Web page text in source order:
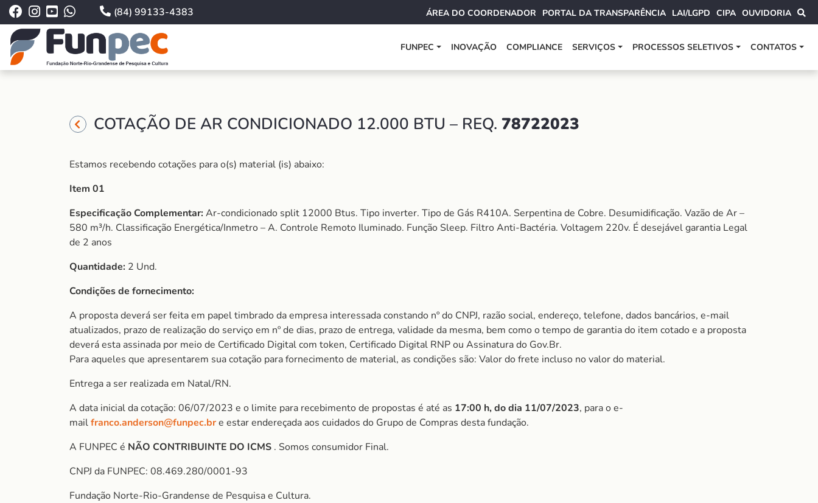
(84) 99133-4383 ÁREA DO COORDENADOR PORTAL DA TRANSPARÊNCIA LAI/LGPD CIPA OUVIDORIA
FUNPEC INOVAÇÃO COMPLIANCE SERVIÇOS PROCESSOS SELETIVOS CONTATOS
COTAÇÃO DE AR CONDICIONADO 12.000 BTU – REQ. 78722023
Estamos recebendo cotações para o(s) material (is) abaixo:
Item 01
Especificação Complementar:Ar-condicionado split 12000 Btus. Tipo inverter. Tipo de Gás R410A. Serpentina de Cobre. Desumidificação. Vazão de Ar –
580 m³/h. Classificação Energética/Inmetro – A. Controle Remoto Iluminado. Função Sleep. Filtro Anti-Bactéria. Voltagem 220v. É desejável garantia Legal
de 2 anos
Quantidade: 2 Und.
Condições de fornecimento:
A proposta deverá ser feita em papel timbrado da empresa interessada constando nº do CNPJ, razão social, endereço, telefone, dados bancários, e-mail
atualizados, prazo de realização do serviço em nº de dias, prazo de entrega, validade da mesma, bem como o tempo de garantia do item cotado e a proposta
deverá esta assinada por meio de Certificado Digital com token, Certificado Digital RNP ou Assinatura do Gov.Br.
Para aqueles que apresentarem sua cotação para fornecimento de material, as condições são: Valor do frete incluso no valor do material.
Entrega a ser realizada em Natal/RN.
A data inicial da cotação: 06/07/2023 e o limite para recebimento de propostas é até as 17:00 h, do dia 11/07/2023, para o e-
mailfranco.anderson@funpec.bre estar endereçada aos cuidados do Grupo de Compras desta fundação.
A FUNPEC é NÃO CONTRIBUINTE DO ICMS . Somos consumidor Final.
CNPJ da FUNPEC: 08.469.280/0001-93
Fundação Norte-Rio-Grandense de Pesquisa e Cultura.